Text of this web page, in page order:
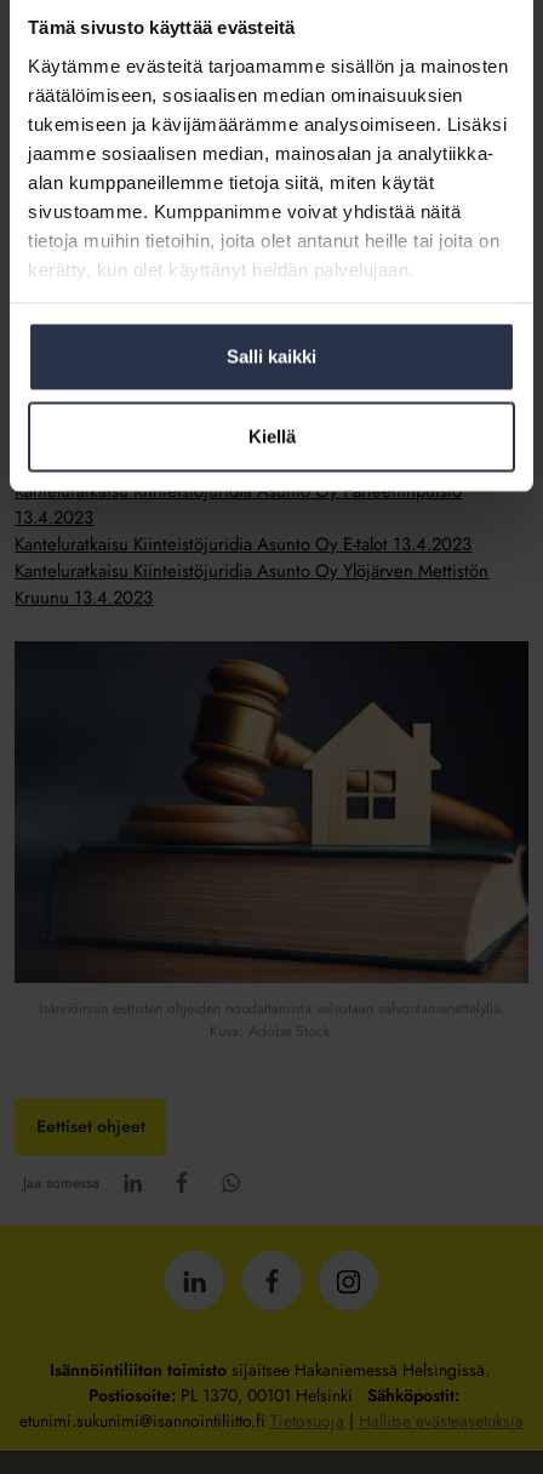
Tämä sivusto käyttää evästeitä
Käytämme evästeitä tarjoamamme sisällön ja mainosten
räätälöimiseen, sosiaalisen median ominaisuuksien
tukemiseen ja kävijämäärämme analysoimiseen. Lisäksi
jaamme sosiaalisen median, mainosalan ja analytiikka-
alan kumppaneillemme tietoja siitä, miten käytät
sivustoamme. Kumppanimme voivat yhdistää näitä
tietoja muihin tietoihin, joita olet antanut heille tai joita on
kerätty, kun olet käyttänyt heidän palvelujaan.
Salli kaikki
Kiellä
eettisten ohjeiden noudattamista. Kaikki Isännöintiliiton
jäsenyritykset ovat sitoutuneet näitä ohjeita noudattamaan.
Toistuvista rikkomuksista aiheutuu nyt yritykselle varoitus.
Lisäksi päätösten julkaiseminen toimii varoittavana
esimerkkinä. Virheitä voi sattua, mutta toistuvat rikkeet
kertovat välinpitämättömyydestä, ja sellaisen toiminnan
haluamme kitkeä pois alalta, sanoo Isännöintiliiton
toimitusjohtajaMia Koro-Kanerva.
Seuraamuksia ja koko kantelumenettelyä ollaan tällä hetkellä
uudistamassa. Uuden menettelyn on tarkoitus käynnistyä ensi
Tutustu valvontamenettelyyn
Lue tapaukseen liittyvät ratkaisut
Kanteluratkaisu Kiinteistöjuridia Asunto Oy Pärteeninpuisto
13.4.2023
Kanteluratkaisu Kiinteistöjuridia Asunto Oy E-talot 13.4.2023
Kanteluratkaisu Kiinteistöjuridia Asunto Oy Ylöjärven Mettistön
Kruunu 13.4.2023
Isännöinnin eettisten ohjeiden noudattamista valvotaan valvontamenettelyllä.
Kuva: Adobe Stock.
Eettiset ohjeet
Jaa somessa
IsännöintiliittoIsännöintiliittoIsännöintiliitto
Isännöintiliiton toimistosijaitsee Hakaniemessä Helsingissä.
Postiosoite: PL 1370, 00101 Helsinki Sähköpostit:
etunimi.sukunimi@isannointiliitto.fi Tietosuoja | Hallitse evästeasetuksia